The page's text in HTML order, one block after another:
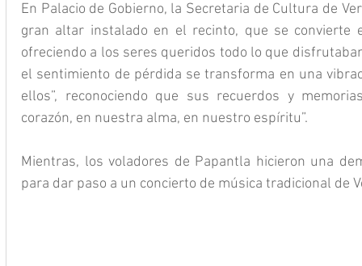
En Palacio de Gobierno, la Secretaria de Cultura de
gran altar instalado en el recinto, que se convierte
ofreciendo a los seres queridos todo lo que
el sentimiento de pérdida se transforma en una
ellos”, reconociendo que sus recuerdos y
corazón, en nuestra alma, en nuestro espíritu”.
Mientras, los voladores de Papantla hicieron una
para dar paso a un concierto de música tradicional de